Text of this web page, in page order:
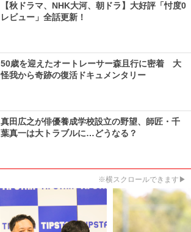
【秋ドラマ、NHK大河、朝ドラ】大好評「忖度0
レビュー」全話更新！
50歳を迎えたオートレーサー森且行に密着 大
怪我から奇跡の復活ドキュメンタリー
真田広之が俳優養成学校設立の野望、師匠・千
葉真一は大トラブルに…どうなる？
※横スクロールできます▶